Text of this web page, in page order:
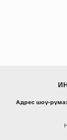
Адрес шоу-рума: